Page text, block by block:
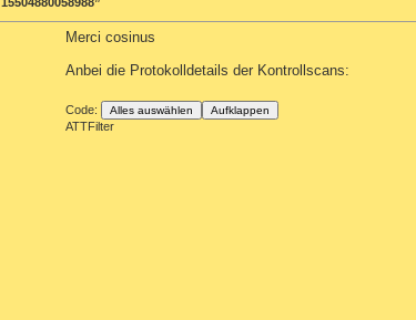
Merci cosinus
Anbei die Protokolldetails der Kontrollscans:
Code: Alles auswählen Aufklappen
ATTFilter